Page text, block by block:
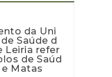
da Uni
Saúde d
Leiria refer
de Saúd
Matas